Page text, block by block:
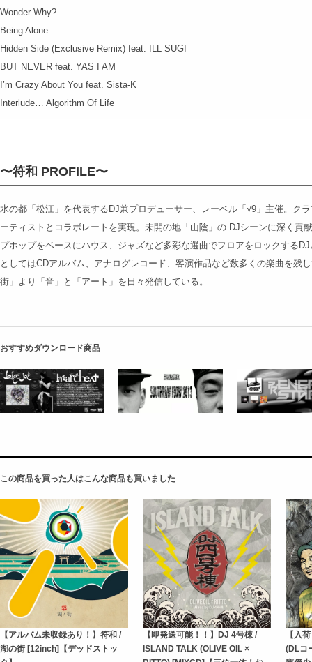
Wonder Why?
Being Alone
Hidden Side (Exclusive Remix) feat. ILL SUGI
BUT NEVER feat. YAS I AM
I’m Crazy About You feat. Sista-K
Interlude… Algorithm Of Life
〜符和 PROFILE〜
水の都「松江」を代表するDJ兼プロデューサー、レーベル「√9」主催。ク
ーティストとコラボレートを実現。未開の地「山陰」の DJシーンに深く貢
プホップをベースにハウス、ジャズなど多彩な選曲でフロアをロックする
としてはCDアルバム、アナログレコード、客演作品など数多くの楽曲を残
街」より「音」と「アート」を日々発信している。
おすすめダウンロード商品
この商品を買った人はこんな商品も買いました
【アルバム未収録あり！】符和 /
湖の街 [12inch]【デッドストッ
【即発送可能！！】DJ 4号棟 /
ISLAND TALK (OLIVE OIL ×
【入
(DLコ